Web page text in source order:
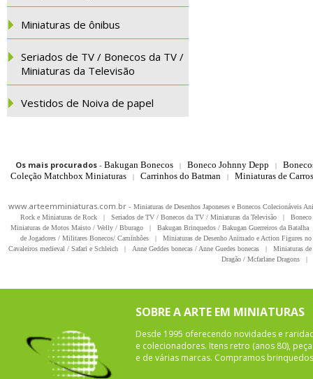
Miniaturas de ônibus
Seriados de TV / Bonecos da TV /
Miniaturas da Televisão
Vestidos de Noiva de papel
Os mais procurados- Bakugan Bonecos | Boneco Johnny Depp |
Coleção Matchbox Miniaturas
| Carrinhos do Batman | Miniaturas de
www.arteemminiaturas.com.br - Miniaturas de Desenhos Japoneses e Bonecos Colecionáveis
Rock e Miniaturas de Rock
| Seriados de TV / Bonecos da TV / Miniaturas da Televisão |
Miniaturas de Motos Maisto / Welly / Bburago
| Bakugan Brinquedos / Bakugan Guerreiros da Batalha
de Jogadores / Militares Bonecos/ Caminhões
|
Miniaturas de Desenho Animado e Action Figures
Cavaleiros medieval / Safari e Schleich
| Anne Geddes bonecas / Anne Guedes bonecas |
Miniaturas
Dragão / Mcfarlane Dragons
|
SOBRE A ARTE EM MINIATURAS
Desde 1995 oferecendo novidades e
e colecionadores. Itens retro (anos 80),
e de várias marcas. Compramos